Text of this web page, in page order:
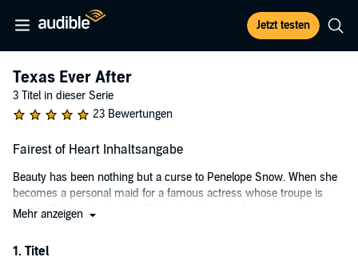
Jetzt testen
Texas Ever After
3 Titel in dieser Serie
23 Bewertungen
Fairest of Heart Inhaltsangabe
Beauty has been nothing but a curse to Penelope Snow. When she
becomes a personal maid for a famous actress whose troupe is
leaving Chicago to tour the West, she hides her figure beneath
her jealous mistress plotting her demise.
Mehr anzeigen
1. Titel